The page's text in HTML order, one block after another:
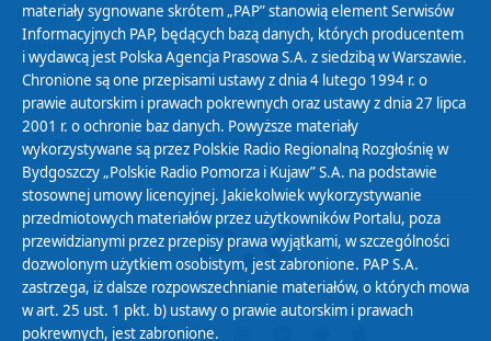
Polityka ochrony danych osobowych
Abonament
Zamówienia publiczne
Biuletyn Informacji Publicznej
materiały sygnowane skrótem „PAP” stanowią element Serwisów
Informacyjnych PAP, będących bazą danych, których producentem
i wydawcą jest Polska Agencja Prasowa S.A. z siedzibą w Warszawie.
Chronione są one przepisami ustawy z dnia 4 lutego 1994 r. o
prawie autorskim i prawach pokrewnych oraz ustawy z dnia 27 lipca
2001 r. o ochronie baz danych. Powyższe materiały
wykorzystywane są przez Polskie Radio Regionalną Rozgłośnię w
Bydgoszczy „Polskie Radio Pomorza i Kujaw” S.A. na podstawie
stosownej umowy licencyjnej. Jakiekolwiek wykorzystywanie
przedmiotowych materiałów przez użytkowników Portalu, poza
przewidzianymi przez przepisy prawa wyjątkami, w szczególności
dozwolonym użytkiem osobistym, jest zabronione. PAP S.A.
zastrzega, iż dalsze rozpowszechnianie materiałów, o których mowa
w art. 25 ust. 1 pkt. b) ustawy o prawie autorskim i prawach
pokrewnych, jest zabronione.